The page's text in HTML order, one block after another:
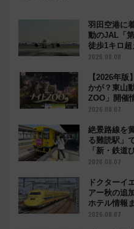
羽田空港に
動のJAL「
徒歩1キロ
2026.08.08
【2026年
かが？東山
ZOO」開催
2026.08.07
絶景路線を
る難読駅」
「新・鉄道
鉄道」
2026.08.07
ドクターイ
アー秋の追
ホテル情報
2026.08.07